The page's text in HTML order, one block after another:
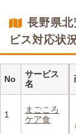
長野県
ビス対応状
No
サービス
名
1
まごころ
ケア食